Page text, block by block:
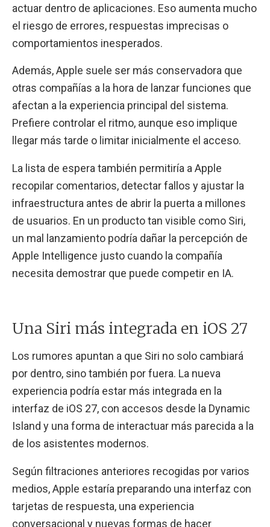
actuar dentro de aplicaciones. Eso aumenta mucho
el riesgo de errores, respuestas imprecisas o
comportamientos inesperados.
Además, Apple suele ser más conservadora que
otras compañías a la hora de lanzar funciones que
afectan a la experiencia principal del sistema.
Prefiere controlar el ritmo, aunque eso implique
llegar más tarde o limitar inicialmente el acceso.
La lista de espera también permitiría a Apple
recopilar comentarios, detectar fallos y ajustar la
infraestructura antes de abrir la puerta a millones
de usuarios. En un producto tan visible como Siri,
un mal lanzamiento podría dañar la percepción de
Apple Intelligence justo cuando la compañía
necesita demostrar que puede competir en IA.
Una Siri más integrada en iOS 27
Los rumores apuntan a que Siri no solo cambiará
por dentro, sino también por fuera. La nueva
experiencia podría estar más integrada en la
interfaz de iOS 27, con accesos desde la Dynamic
Island y una forma de interactuar más parecida a la
de los asistentes modernos.
Según filtraciones anteriores recogidas por varios
medios, Apple estaría preparando una interfaz con
tarjetas de respuesta, una experiencia
conversacional y nuevas formas de hacer